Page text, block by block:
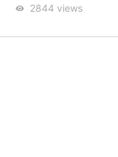
2844 views